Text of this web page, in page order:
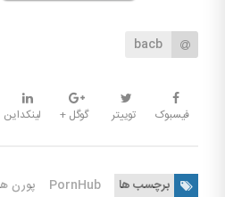
bacb
فیسبوک توییتر گوگل + لینکداین
برچسب ها PornHub پورن